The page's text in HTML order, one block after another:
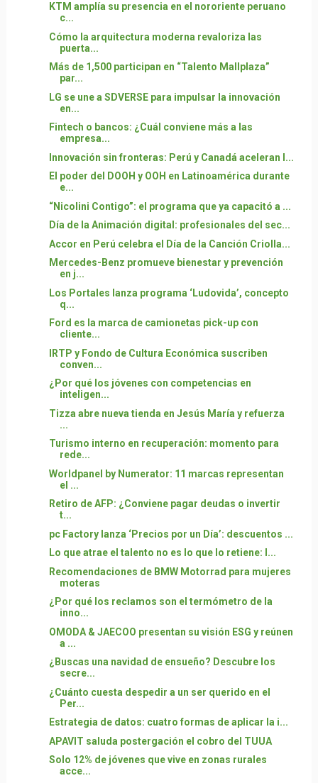
KTM amplía su presencia en el nororiente peruano
c...
Cómo la arquitectura moderna revaloriza las
puerta...
Más de 1,500 participan en “Talento Mallplaza”
par...
LG se une a SDVERSE para impulsar la innovación
en...
Fintech o bancos: ¿Cuál conviene más a las
empresa...
Innovación sin fronteras: Perú y Canadá aceleran l...
El poder del DOOH y OOH en Latinoamérica durante
e...
“Nicolini Contigo”: el programa que ya capacitó a ...
Día de la Animación digital: profesionales del sec...
Accor en Perú celebra el Día de la Canción Criolla...
Mercedes-Benz promueve bienestar y prevención
en j...
Los Portales lanza programa ‘Ludovida’, concepto
q...
Ford es la marca de camionetas pick-up con
cliente...
IRTP y Fondo de Cultura Económica suscriben
conven...
¿Por qué los jóvenes con competencias en
inteligen...
Tizza abre nueva tienda en Jesús María y refuerza
...
Turismo interno en recuperación: momento para
rede...
Worldpanel by Numerator: 11 marcas representan
el ...
Retiro de AFP: ¿Conviene pagar deudas o invertir
t...
pc Factory lanza ‘Precios por un Día’: descuentos ...
Lo que atrae el talento no es lo que lo retiene: l...
Recomendaciones de BMW Motorrad para mujeres
moteras
¿Por qué los reclamos son el termómetro de la
inno...
OMODA & JAECOO presentan su visión ESG y reúnen
a ...
¿Buscas una navidad de ensueño? Descubre los
secre...
¿Cuánto cuesta despedir a un ser querido en el
Per...
Estrategia de datos: cuatro formas de aplicar la i...
APAVIT saluda postergación el cobro del TUUA
Solo 12% de jóvenes que vive en zonas rurales
acce...